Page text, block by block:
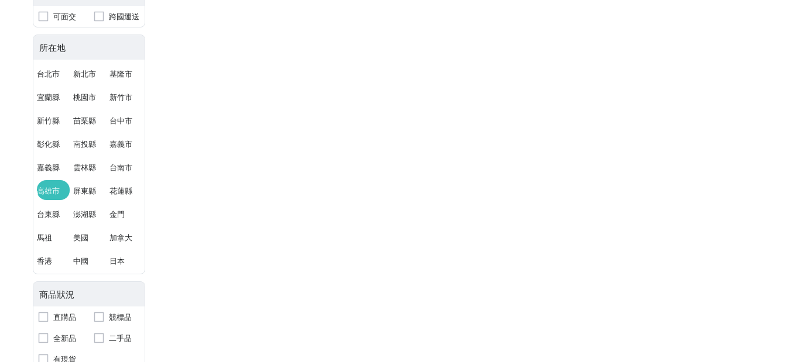
可面交 跨國運送
所在地
台北市 新北市 基隆市
宜蘭縣 桃園市 新竹市
新竹縣 苗栗縣 台中市
彰化縣 南投縣 嘉義市
嘉義縣 雲林縣 台南市
高雄市 屏東縣 花蓮縣
台東縣 澎湖縣 金門
馬祖 美國 加拿大
香港 中國 日本
商品狀況
直購品
競標品
全新品
二手品
有現貨